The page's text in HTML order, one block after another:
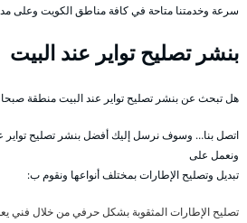
سرعة وخدمتنا متاحة في كافة مناطق الكويت وعلى
بنشر تصليح تواير عند البيت
هل تبحث عن بنشر تصليح تواير عند البيت منطقة
اتصل بنا… وسوف نرسل إليك أفضل بنشر تصليح تواير
ونعمل على
تبديل وتصليح الإطارات بمختلف أنواعها ونقوم ب:
تصليح الإطارات المثقوبة بشكل حرفي من خلال فني